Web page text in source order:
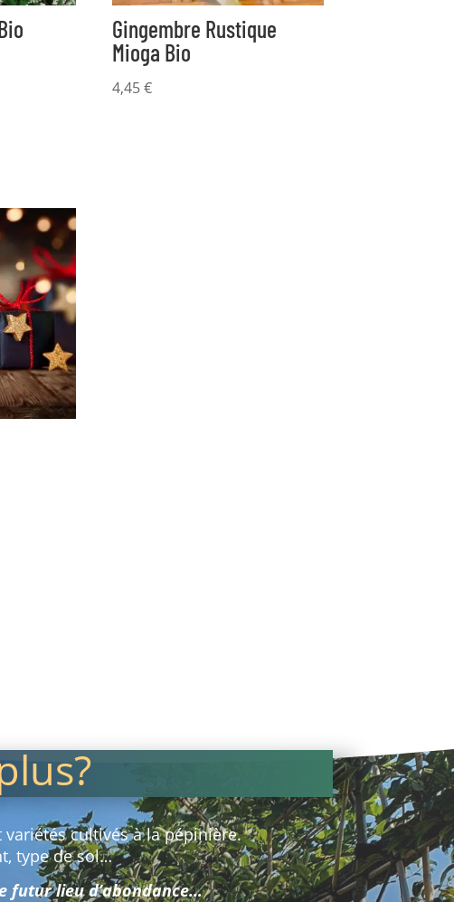
Gingembre Rustique
Mioga Bio
4,45€
cultivés à la pépinière.
type de sol…
futur lieu d’abondance…